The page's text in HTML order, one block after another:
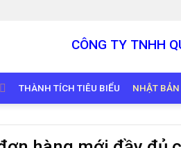
CÔNG TY TNHH
THÀNH TÍCH TIÊU BIỂU NHẬT BẢN